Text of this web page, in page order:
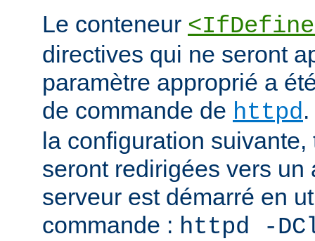
Le conteneur
directives qui ne seront
paramètre approprié a
de commande de httpd
la configuration
seront redirigées vers un
serveur est démarré en
commande : httpd -